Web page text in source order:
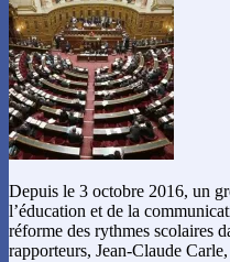
Depuis le 3 octobre 2016, un
l’éducation et de la
réforme des rythmes scolaires
rapporteurs, Jean-Claude